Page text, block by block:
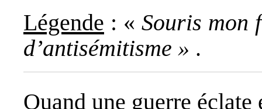
Légende : « Souris mon
d’antisémitisme » .
Quand une guerre